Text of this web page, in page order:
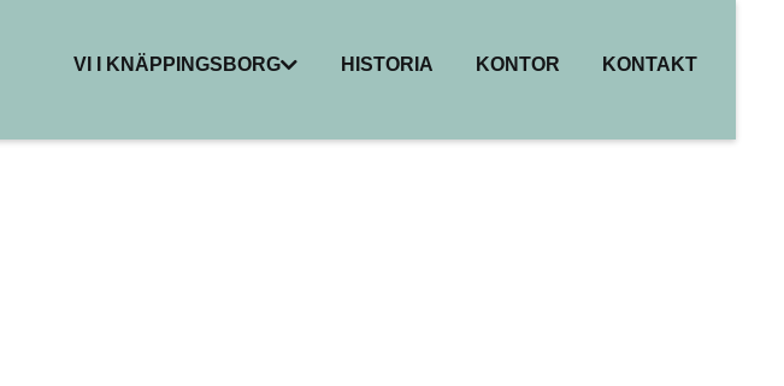
VI I KNÄPPINGSBORG
RESTAURANGER
HISTORIA KONTOR KONTAKT